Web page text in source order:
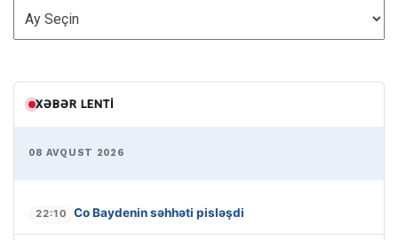
ARXİV
XƏBƏR LENTI
08 AVQUST 2026
22:10 Co Baydenin səhhəti pisləşdi